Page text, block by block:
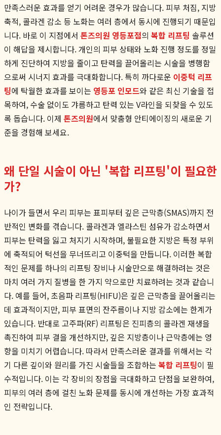
만족스러운 효과를 얻기 어려운 경우가 많습니다. 피부 처짐, 지방
축적, 콜라겐 감소 등 노화는 여러 층에서 동시에 진행되기 때문입
니다. 바로 이 지점에서 톤즈의원 영등포점의 복합 리프팅 솔루션
이 해답을 제시합니다. 개인의 피부 상태와 노화 진행 정도를 정밀
하게 진단하여 지방을 줄이고 탄력을 끌어올리는 시술을 병행함
으로써 시너지 효과를 극대화합니다. 특히 까다로운 이중턱 리프
팅에 탁월한 효과를 보이는 영등포 인모드와 같은 최신 기술을 접
목하여, 수술 없이도 갸름하고 탄력 있는 V라인을 되찾을 수 있도
록 돕습니다. 이제 톤즈의원에서 맞춤형 안티에이징의 새로운 기
준을 경험해 보세요.
왜 단일 시술이 아닌 '복합 리프팅'이 필요한
가?
나이가 들면서 우리 피부는 표피부터 깊은 근막층(SMAS)까지 전
반적인 변화를 겪습니다. 콜라겐과 엘라스틴 섬유가 감소하면서
피부는 탄력을 잃고 처지기 시작하며, 불필요한 지방은 특정 부위
에 축적되어 턱선을 무너뜨리고 이중턱을 만듭니다. 이러한 복합
적인 문제를 하나의 리프팅 장비나 시술만으로 해결하려는 것은
마치 여러 가지 질병을 한 가지 약으로만 치료하려는 것과 같습니
다. 예를 들어, 초음파 리프팅(HIFU)은 깊은 근막층을 끌어올리는
데 효과적이지만, 피부 표면의 잔주름이나 지방 감소에는 한계가
있습니다. 반대로 고주파(RF) 리프팅은 진피층의 콜라겐 재생을
촉진하여 피부 결을 개선하지만, 깊은 지방층이나 근막층에는 영
향을 미치기 어렵습니다. 따라서 만족스러운 결과를 위해서는 각
기 다른 깊이와 원리를 가진 시술들을 조합하는 복합 리프팅이 필
수적입니다. 이는 각 장비의 장점을 극대화하고 단점을 보완하여,
피부의 여러 층에 걸친 노화 문제를 동시에 개선하는 가장 효과적
인 전략입니다.